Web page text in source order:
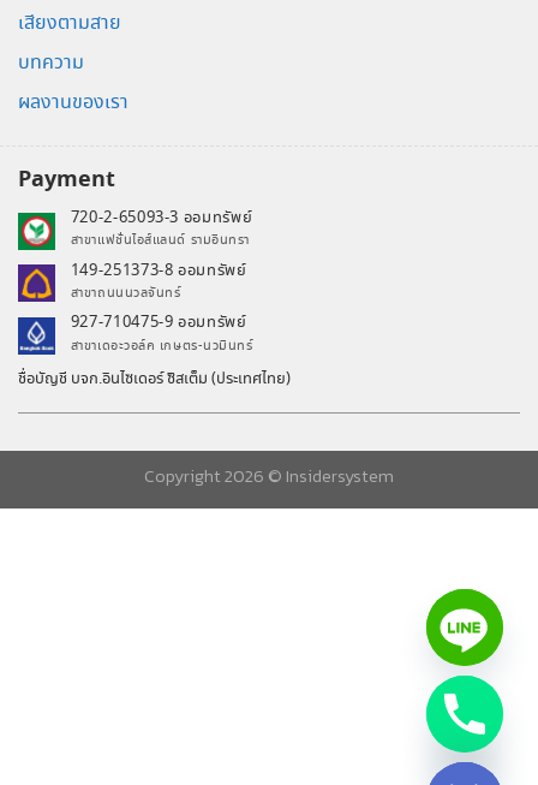
เสียงตามสาย
บทความ
ผลงานของเรา
Payment
720-2-65093-3 ออมทรัพย์
สาขาแฟชั่นไอส์แลนด์ รามอินทรา
149-251373-8 ออมทรัพย์
สาขาถนนนวลจันทร์
927-710475-9 ออมทรัพย์
สาขาเดอะวอล์ค เกษตร-นวมินทร์
ชื่อบัญชี บจก.อินไซเดอร์ ซิสเต็ม (ประเทศไทย)
Copyright 2026 © Insidersystem
Hide
chaty